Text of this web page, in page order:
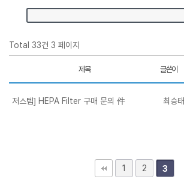
Total 33건 3 페이지
제목 글쓴이
저스템] HEPA Filter 구매 문의 件 최승태
1 2 3